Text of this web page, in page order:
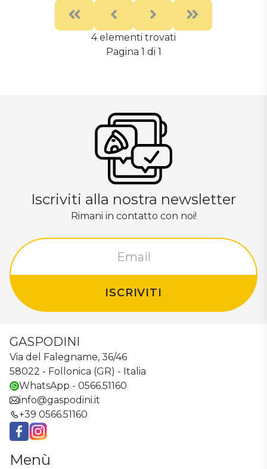
First Previous
4 elementi trovati
Pagina 1 di 1
NextLast
Iscriviti alla nostra newsletter
Rimani in contatto con noi!
ISCRIVITI
GASPODINI
Via del Falegname, 36/46
58022 - Follonica (GR) - Italia
WhatsApp - 0566.51160
info@gaspodini.it
+39 0566.51160
Menù